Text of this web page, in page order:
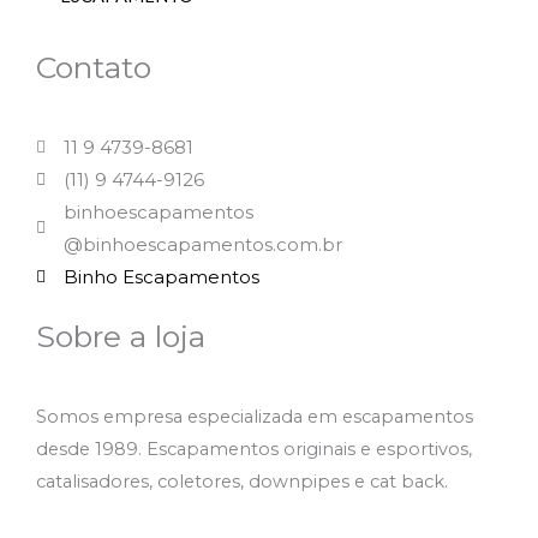
Contato
11 9 4739-8681
(11) 9 4744-9126
binhoescapamentos
@binhoescapamentos.com.br
Binho Escapamentos
Sobre a loja
Somos empresa especializada em escapamentos
desde 1989. Escapamentos originais e esportivos,
catalisadores, coletores, downpipes e cat back.